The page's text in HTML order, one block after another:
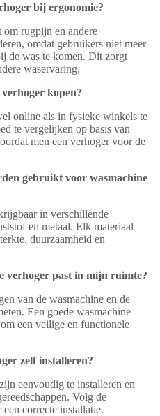
bij ergonomie?
om rugpijn en andere
omdat gebruikers niet meer
de was te komen. Dit zorgt
waservaring.
kopen?
online als in fysieke winkels te
te vergelijken op basis van
men een verhoger voor de
gebruikt voor wasmachine
in verschillende
en metaal. Elk materiaal
duurzaamheid en
verhoger past in mijn ruimte?
van de wasmachine en de
Een goede wasmachine
een veilige en functionele
zelf installeren?
eenvoudig te installeren en
Volg de
correcte installatie.